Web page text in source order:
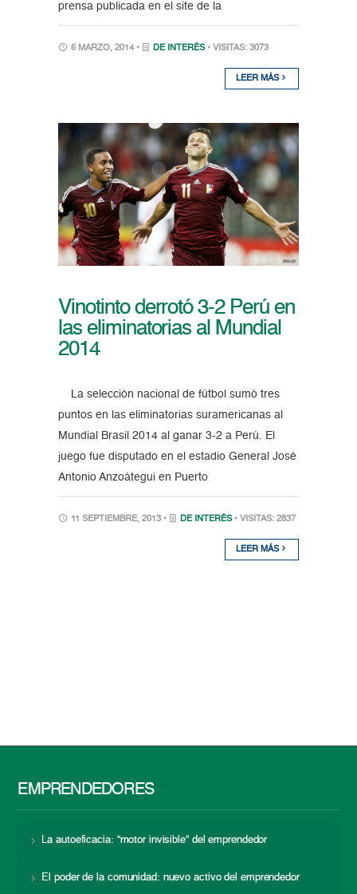
prensa publicada en el site de la
6 MARZO, 2014 • DE INTERÉS • VISITAS: 3073
LEER MÁS
Vinotinto derrotó 3-2 Perú en
las eliminatorias al Mundial
2014
La selección nacional de fútbol sumó tres
puntos en las eliminatorias suramericanas al
Mundial Brasil 2014 al ganar 3-2 a Perú. El
juego fue disputado en el estadio General José
Antonio Anzoátegui en Puerto
11 SEPTIEMBRE, 2013 • DE INTERÉS • VISITAS: 2837
LEER MÁS
EMPRENDEDORES
La autoeficacia: “motor invisible” del emprendedor
El poder de la comunidad: nuevo activo del emprendedor